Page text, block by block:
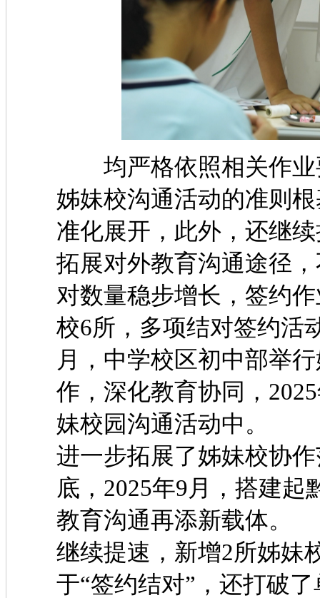
均严格依照相关作业
姊妹校沟通活动的准则
准化展开，此外，
拓展对外教育沟通途径
对数量稳步增长，签约
校6所，多项结对签
月，中学校区初中部举
作，深化教育协同，
妹校园沟通活动中
进一步拓展了姊妹校协
底，2025年9月，搭建
教育沟通再添新载
继续提速，新增2所姊妹
于“签约结对”，还打破